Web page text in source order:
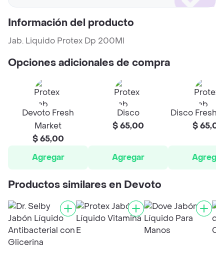
Información del producto
Jab. Liquido Protex Dp 200Ml
Opciones adicionales de compra
Devoto Fresh
Market
$ 65,00
Agregar
Disco
$ 65,00
Agregar
Disco Fresh
$ 65,00
Agregar
Productos similares en Devoto